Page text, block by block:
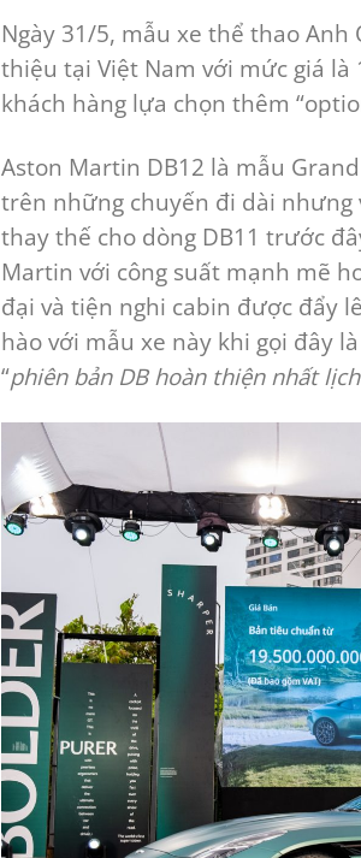
Ngày 31/5, mẫu xe thể thao
thiệu tại Việt Nam với mức giá là
khách hàng lựa chọn thêm
Aston Martin DB12 là mẫu
trên những chuyến đi dài nhưng
thay thế cho dòng DB11 trước
Martin với công suất mạnh mẽ
đại và tiện nghi cabin được đẩy
hào với mẫu xe này khi gọi đây
“phiên bản DB hoàn thiện nhất